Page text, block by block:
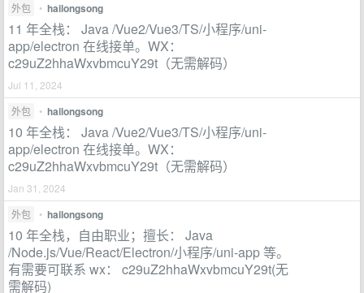
外包
• hailongsong
11 年全栈： Java /Vue2/Vue3/TS/小程序/uni-
app/electron 在线接单。WX：
c29uZ2hhaWxvbmcuY29t（无需解码）
Jul 11, 2024
外包
• hailongsong
10 年全栈： Java /Vue2/Vue3/TS/小程序/uni-
app/electron 在线接单。WX：
c29uZ2hhaWxvbmcuY29t（无需解码）
Jan 31, 2024
外包
• hailongsong
10 年全栈，自由职业；擅长： Java
/Node.js/Vue/React/Electron/小程序/uni-app 等。
有需要可联系 wx： c29uZ2hhaWxvbmcuY29t(无
需解码)